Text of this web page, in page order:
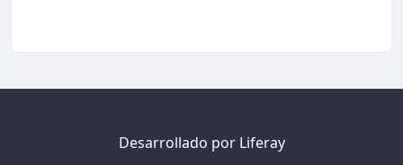
Desarrollado por Liferay